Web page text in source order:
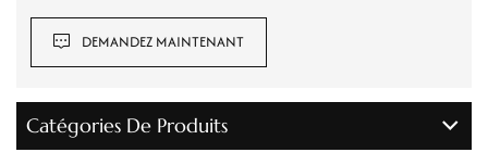
DEMANDEZ MAINTENANT
Catégories De Produits